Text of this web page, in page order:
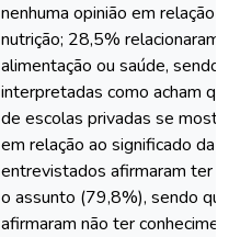
nenhuma opinião em relação
nutrição; 28,5%
alimentação ou saúde,
interpretadas como acham
de escolas privadas se
em relação ao significado da
entrevistados afirmaram ter
o assunto (79,8%), sendo
afirmaram não ter